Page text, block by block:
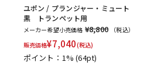
ユポン / プランジャー・ミュート
黒 トランペット用
メーカー希望小売価格 ¥8,800
（税込）
販売価格¥7,040(税込)
ポイント：1%(64pt)